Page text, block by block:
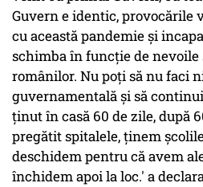
Guvern e identic, provocările
cu această pandemie şi
schimba în funcţie de
românilor. Nu poţi să nu faci
guvernamentală şi să
ţinut în casă 60 de zile, după
pregătit spitalele, ţinem
deschidem pentru că avem
închidem apoi la loc.' a